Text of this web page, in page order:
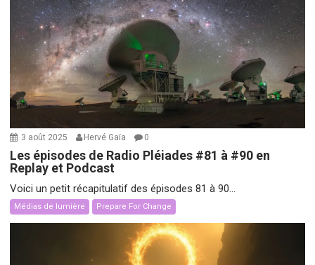
3 août 2025 Hervé Gaïa 0
Les épisodes de Radio Pléiades #81 à #90 en
Replay et Podcast
Voici un petit récapitulatif des épisodes 81 à 90...
Médias de lumière Prepare For Change